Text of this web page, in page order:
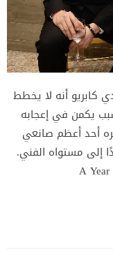
كابريو أنه لا يخطط
يكمن في إعجابه
أحد أعظم صانعي
إلى مستواه الفني.